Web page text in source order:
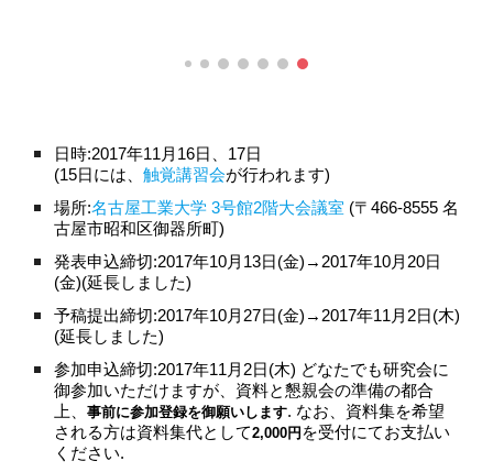
日時:2017年11月16日、17日
(15日には、触覚講習会が行われます)
場所:名古屋工業大学 3号館2階大会議室 (〒466-8555 名
古屋市昭和区御器所町)
発表申込締切:2017年10月13日(金)→2017年10月20日
(金)(延長しました)
予稿提出締切:2017年10月27日(金)→2017年11月2日(木)
(延長しました)
参加申込締切:2017年11月2日(木) どなたでも研究会に
御参加いただけますが、資料と懇親会の準備の都合
上、事前に参加登録を御願いします. なお、資料集を希望
される方は資料集代として2,000円 を受付にてお支払い
ください.